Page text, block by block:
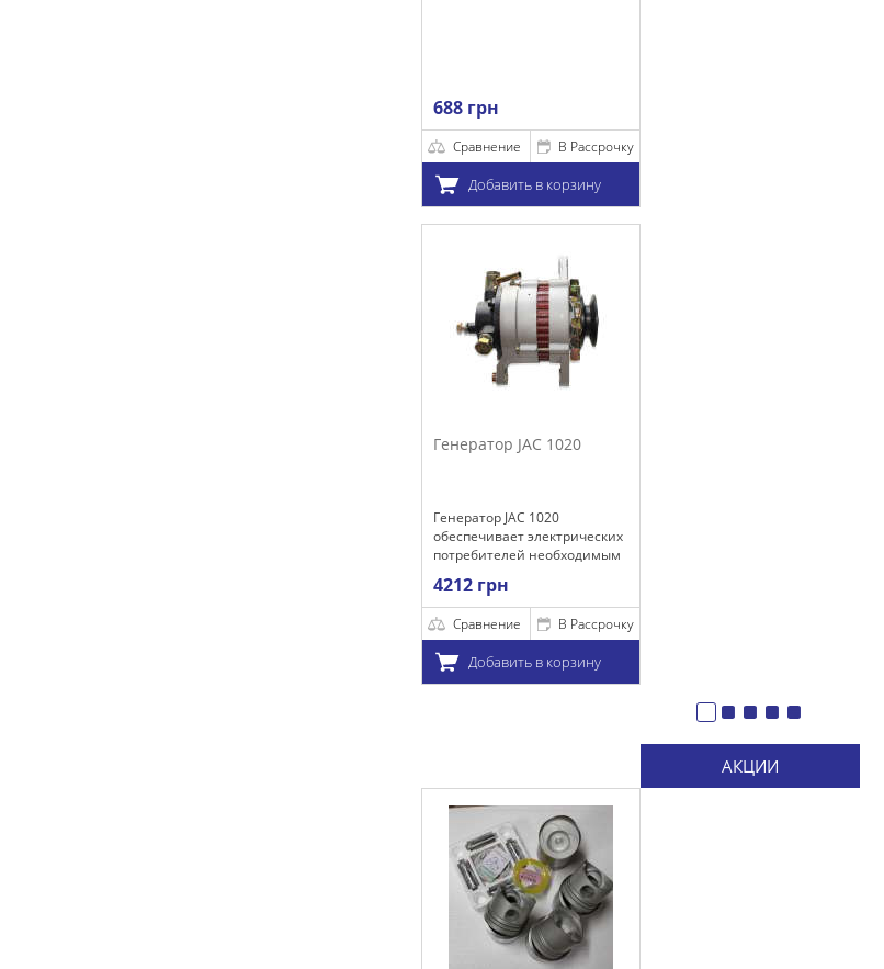
В Рассрочку
Добавить в корзину
Генератор JAC 1020
обеспечивает электрических
потребителей необходимым
стабильной их работы, а
также зарядки акумулятора.
В Рассрочку
Добавить в корзину
АКЦИИ